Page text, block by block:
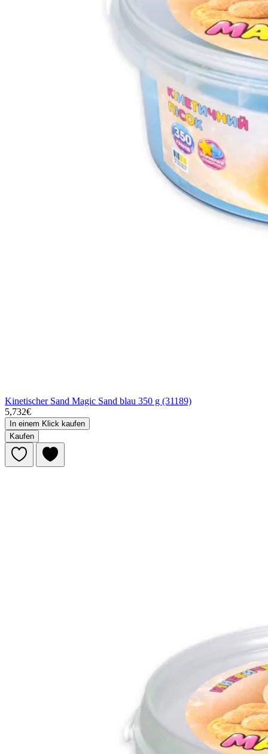
Kinetischer Sand Magic Sand blau 350 g (31189)
5,732€
In einem Klick kaufen
Kaufen